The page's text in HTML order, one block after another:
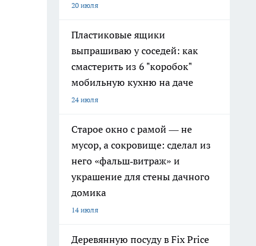
20 июля
Пластиковые ящики
выпрашиваю у соседей: как
смастерить из 6 "коробок"
мобильную кухню на даче
24 июля
Старое окно с рамой — не
мусор, а сокровище: сделал из
него «фальш‑витраж» и
украшение для стены дачного
домика
14 июля
Деревянную посуду в Fix Price